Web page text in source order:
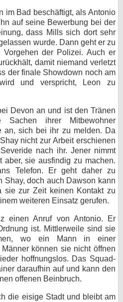
im Bad beschäftigt, als Antonio
auf seine Bewerbung bei der
dass Mills sich dort sehr
wurde. Dann geht er zu
der Polizei. Auch er
damit niemand verletzt
der finale Showdown noch am
und verspricht, Leon zu
Devon an und ist den Tränen
ihrer Mitbewohner
an, sich bei ihr zu melden. Da
nicht zur Arbeit erschienen
nach ihr. Jener nimmt
aber, sie ausfindig zu machen.
Telefon. Er geht daher zu
Shay, doch auch Dawson kann
sie zur Zeit keinen Kontakt zu
weiteren Einsatz gerufen.
einen Anruf von Antonio. Er
ist. Mittlerweile sind sie
wo ein Mann in einer
können sie nicht öffnen
hoffnungslos. Das Squad-
daraufhin auf und kann den
offenen Beinbruch.
die eisige Stadt und bleibt am